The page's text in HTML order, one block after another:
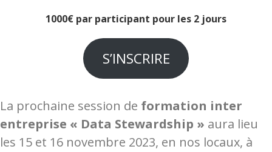
1000€ par participant pour les 2 jours
S’INSCRIRE
La prochaine session de formation inter
entreprise « Data Stewardship » aura lieu
les 15 et 16 novembre 2023, en nos locaux, à